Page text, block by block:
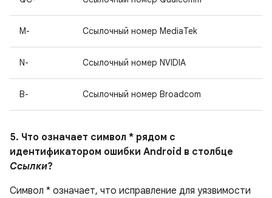
M- Ссылочный номер MediaTek
N- Ссылочный номер NVIDIA
B- Ссылочный номер Broadcom
5. Что означает символ * рядом с
идентификатором ошибки Android в столбце
Ссылки?
Символ * означает, что исправление для уязвимости